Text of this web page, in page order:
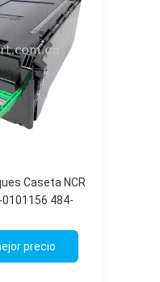
Caseta NCR
484-
precio